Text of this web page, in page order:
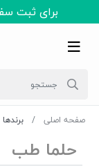
برای ثبت
صفحه اصلی برندها
حلما طب